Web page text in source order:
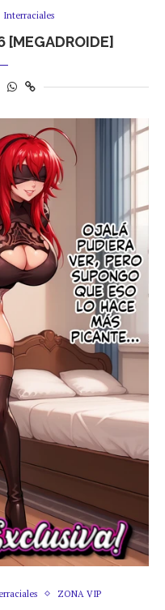
Interraciales
[MEGADROIDE]
ZONA VIP